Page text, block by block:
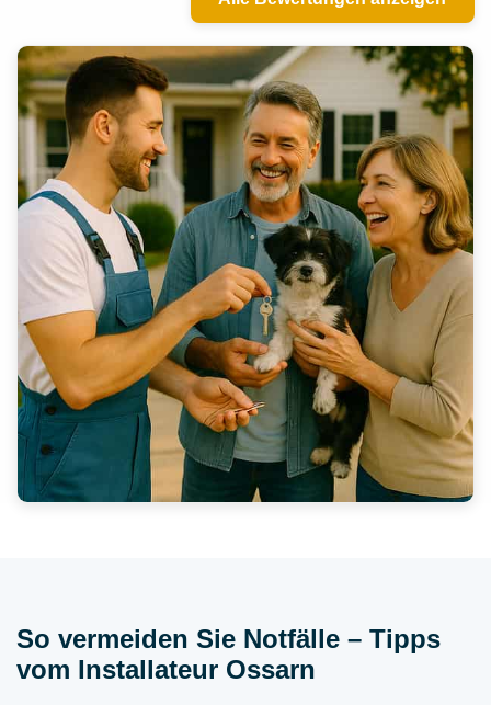
So vermeiden Sie Notfälle – Tipps
vom Installateur Ossarn